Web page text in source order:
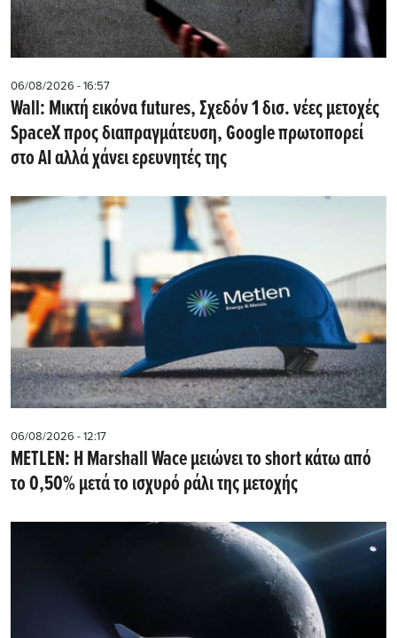
06/08/2026 - 16:57
Wall: Μικτή εικόνα futures, Σχεδόν 1 δισ. νέες μετοχές
SpaceX προς διαπραγμάτευση, Google πρωτοπορεί
στο AI αλλά χάνει ερευνητές της
06/08/2026 - 12:17
METLEN: Η Marshall Wace μειώνει το short κάτω από
το 0,50% μετά το ισχυρό ράλι της μετοχής